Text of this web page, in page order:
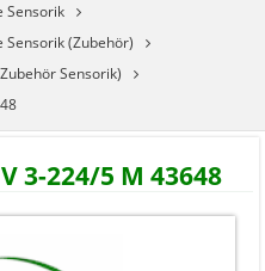
Sensorik
(Zubehör)
Sensorik)
3-224/5 M 43648